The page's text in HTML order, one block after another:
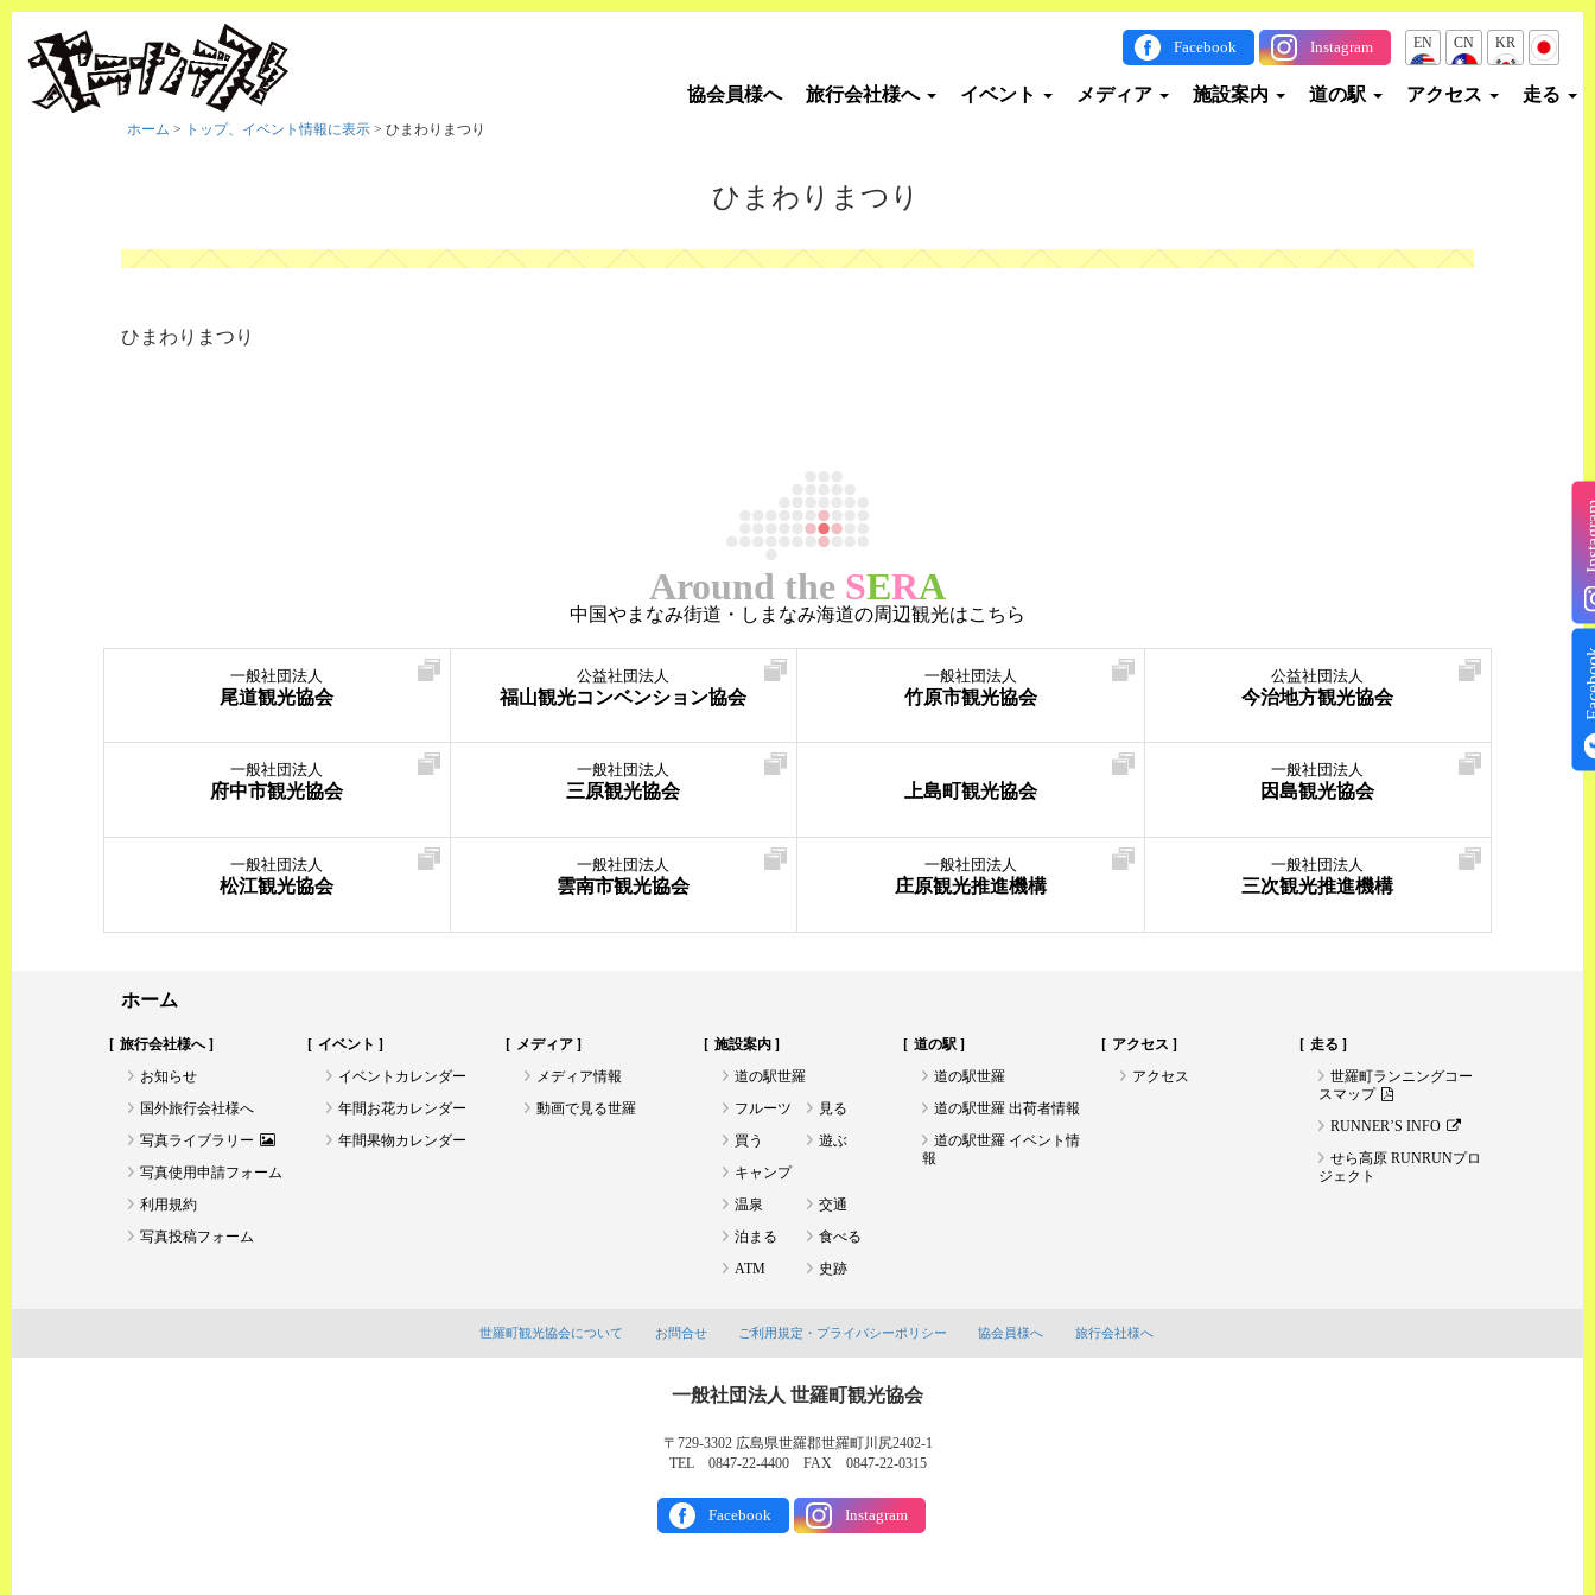
Facebook Instagram EN CN KR JP
協会員様へ 旅行会社様へ イベント メディア 施設案内 道の駅 アクセス 走る
ホーム > トップ、イベント情報に表示 > ひまわりまつり
ひまわりまつり
ひまわりまつり
Around the SERA
中国やまなみ街道・しまなみ海道の周辺観光はこちら
一般社団法人
尾道観光協会
公益社団法人
福山観光コンベンション協会
一般社団法人
竹原市観光協会
公益社団法人
今治地方観光協会
一般社団法人
府中市観光協会
一般社団法人
三原観光協会 上島町観光協会
一般社団法人
因島観光協会
一般社団法人
松江観光協会
一般社団法人
雲南市観光協会
一般社団法人
庄原観光推進機構
一般社団法人
三次観光推進機構
ホーム
旅行会社様へ
お知らせ
国外旅行会社様へ
写真ライブラリー
写真使用申請フォーム
利用規約
写真投稿フォーム
イベント
イベントカレンダー
年間お花カレンダー
年間果物カレンダー
メディア
メディア情報
動画で見る世羅
施設案内
道の駅世羅
フルーツ
見る
買う
遊ぶ
キャンプ
温泉
交通
泊まる
食べる
ATM
史跡
道の駅
道の駅世羅
道の駅世羅 出荷者情報
道の駅世羅 イベント情
報
アクセス
アクセス
走る
世羅町ランニングコー
スマップ
RUNNER’S INFO
せら高原 RUNRUNプロ
ジェクト
世羅町観光協会について お問合せ ご利用規定・プライバシーポリシー 協会員様へ 旅行会社様へ
一般社団法人 世羅町観光協会
〒729-3302 広島県世羅郡世羅町川尻2402-1
TEL 0847-22-4400 FAX 0847-22-0315
Facebook Instagram